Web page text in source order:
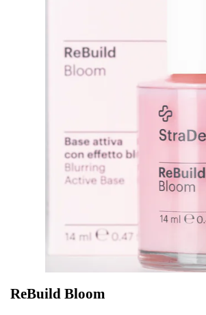
ReBuild Bloom